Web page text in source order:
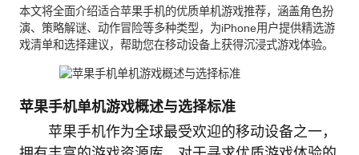
本文将全面介绍适合苹果手机的优质单机游戏推荐，涵盖角色扮
演、策略解谜、动作冒险等多种类型，为iPhone用户提供精选游
戏清单和选择建议，帮助您在移动设备上获得沉浸式游戏体验。
苹果手机单机游戏概述与选择标准
苹果手机作为全球最受欢迎的移动设备之一，